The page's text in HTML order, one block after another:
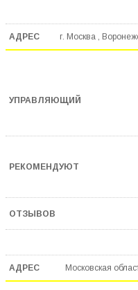
г. Москва ,
Московская